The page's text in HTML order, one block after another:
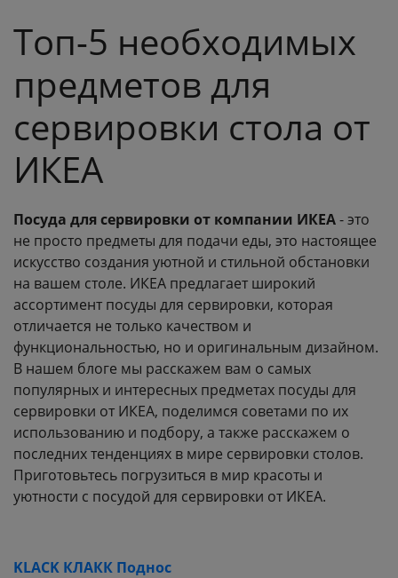
Топ-5 необходимых
предметов для
сервировки стола от
ИКЕА
Посуда для сервировки от компании ИКЕА- это
не просто предметы для подачи еды, это настоящее
искусство создания уютной и стильной обстановки
на вашем столе. ИКЕА предлагает широкий
ассортимент посуды для сервировки, которая
отличается не только качеством и
функциональностью, но и оригинальным дизайном.
В нашем блоге мы расскажем вам о самых
популярных и интересных предметах посуды для
сервировки от ИКЕА, поделимся советами по их
использованию и подбору, а также расскажем о
последних тенденциях в мире сервировки столов.
Приготовьтесь погрузиться в мир красоты и
уютности с посудой для сервировки от ИКЕА.
KLACK КЛАКК Поднос